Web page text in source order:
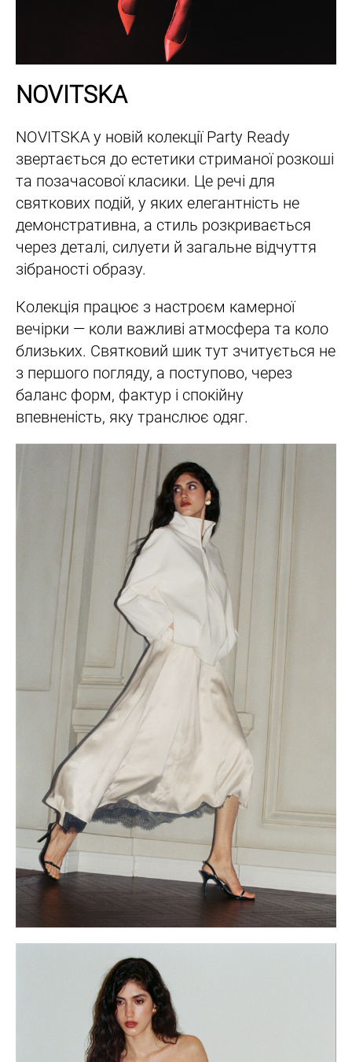
NOVITSKA
NOVITSKA у новій колекції Party Ready
звертається до естетики стриманої розкоші
та позачасової класики. Це речі для
святкових подій, у яких елегантність не
демонстративна, а стиль розкривається
через деталі, силуети й загальне відчуття
зібраності образу.
Колекція працює з настроєм камерної
вечірки — коли важливі атмосфера та коло
близьких. Святковий шик тут зчитується не
з першого погляду, а поступово, через
баланс форм, фактур і спокійну
впевненість, яку транслює одяг.